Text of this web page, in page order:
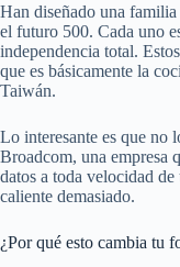
Han diseñado una
el futuro 500. Cada uno
independencia total.
que es básicamente la
Taiwán.
Lo interesante es que no
Broadcom, una empresa
datos a toda velocidad
caliente demasiado.
¿Por qué esto cambia tu